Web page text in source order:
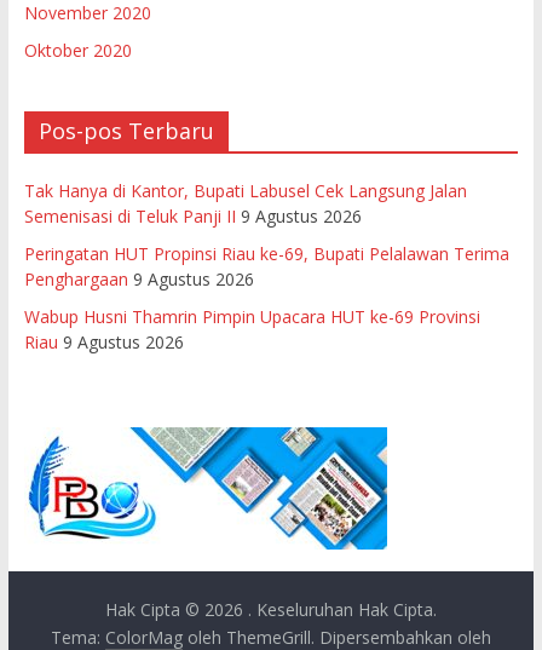
November 2020
Oktober 2020
Pos-pos Terbaru
Tak Hanya di Kantor, Bupati Labusel Cek Langsung Jalan
Semenisasi di Teluk Panji II 9 Agustus 2026
Peringatan HUT Propinsi Riau ke-69, Bupati Pelalawan Terima
Penghargaan 9 Agustus 2026
Wabup Husni Thamrin Pimpin Upacara HUT ke-69 Provinsi
Riau 9 Agustus 2026
Hak Cipta © 2026 . Keseluruhan Hak Cipta.
Tema: ColorMagoleh ThemeGrill. Dipersembahkan oleh